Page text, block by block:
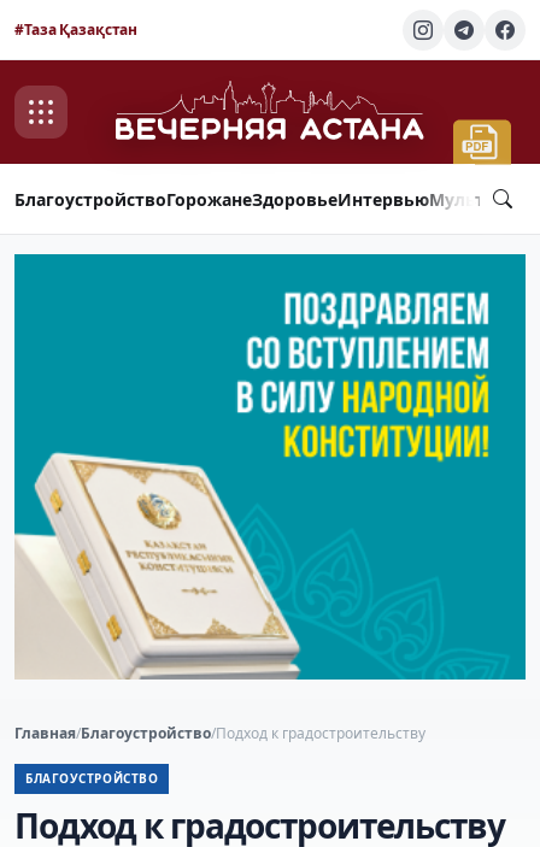
#Таза Қазақстан
БлагоустройствоГорожанеЗдоровьеИнтервью
Главная/Благоустройство/Подход к градостроительству
БЛАГОУСТРОЙСТВО
Подход к градостроительству